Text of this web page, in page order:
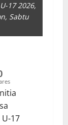
17 2026,
Sabtu
17